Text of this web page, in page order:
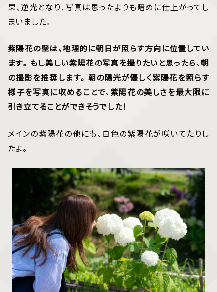
果、逆光となり、写真は思ったよりも暗めに仕上がってし
まいました。
紫陽花の壁は、地理的に朝日が照らす方向に位置してい
ます。 もし美しい紫陽花の写真を撮りたいと思ったら、朝
の撮影を推奨します。 朝の陽光が優しく紫陽花を照らす
様子を写真に収めることで、紫陽花の美しさを最大限に
引き立てることができそうでした！
メインの紫陽花の他にも、白色の紫陽花が咲いてたりし
たよ。